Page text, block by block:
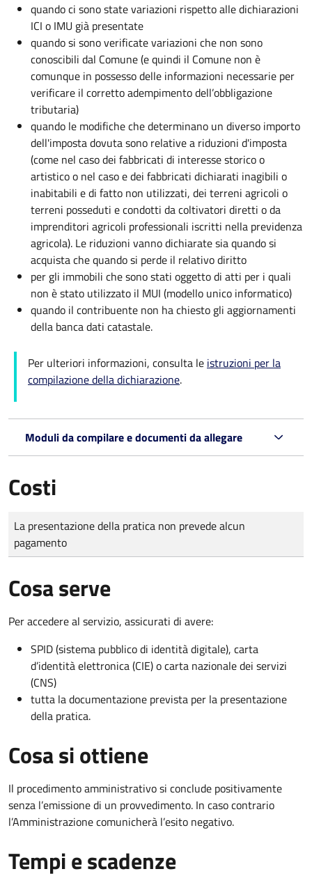
quando ci sono state variazioni rispetto alle dichiarazioni
ICI o IMU già presentate
quando si sono verificate variazioni che non sono
conoscibili dal Comune (e quindi il Comune non è
comunque in possesso delle informazioni necessarie per
verificare il corretto adempimento dell’obbligazione
tributaria)
quando le modifiche che determinano un diverso importo
dell'imposta dovuta sono relative a riduzioni d'imposta
(come nel caso dei fabbricati di interesse storico o
artistico o nel caso e dei fabbricati dichiarati inagibili o
inabitabili e di fatto non utilizzati, dei terreni agricoli o
terreni posseduti e condotti da coltivatori diretti o da
imprenditori agricoli professionali iscritti nella previdenza
agricola). Le riduzioni vanno dichiarate sia quando si
acquista che quando si perde il relativo diritto
per gli immobili che sono stati oggetto di atti per i quali
non è stato utilizzato il MUI (modello unico informatico)
quando il contribuente non ha chiesto gli aggiornamenti
della banca dati catastale.
Per ulteriori informazioni, consulta le istruzioni per la
compilazione della dichiarazione.
Moduli da compilare e documenti da allegare
Costi
Tipo di pagamento
Importo
La presentazione della pratica non prevede alcun
pagamento
Cosa serve
Per accedere al servizio, assicurati di avere:
SPID (sistema pubblico di identità digitale), carta
d’identità elettronica (CIE) o carta nazionale dei servizi
(CNS)
tutta la documentazione prevista per la presentazione
della pratica.
Cosa si ottiene
Il procedimento amministrativo si conclude positivamente
senza l’emissione di un provvedimento. In caso contrario
l’Amministrazione comunicherà l’esito negativo.
Tempi e scadenze